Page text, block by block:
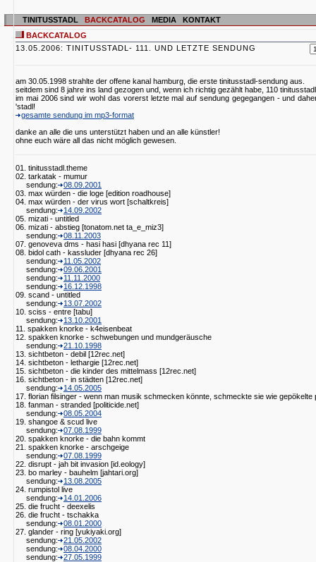
TINITUSSTADL BACKCATALOG MEDIA
KONTAKT
BACKCATALOG
13.05.2006: TINITUSSTADL- 111. UND LETZTE SENDUNG
am 30.05.1998 strahlte der offene kanal hamburg, die erste tinitusstadl-sendung aus.
seitdem sind 8 jahre ins land gezogen und, wenn ich richtig gezählt habe, 110
im mai 2006 sind wir wohl das vorerst letzte mal auf sendung gegegangen - und
'stadl!
gesamte sendung im mp3-format
danke an alle die uns unterstützt haben und an alle künstler!
ohne euch wäre all das nicht möglich gewesen.
01. tinitusstadl.theme
02. tarkatak - mumur
sendung:
08.09.2001
03. max würden - die loge [edition roadhouse]
04. max würden - der virus wort [schaltkreis]
sendung:
14.09.2002
05. mizati - untitled
06. mizati - abstieg [tonatom.net ta_e_miz3]
sendung:
08.11.2003
07. genoveva dms - hasi hasi [dhyana rec 11]
08. bidol cath - kassluder [dhyana rec 26]
sendung:
11.05.2002
sendung:
09.06.2001
sendung:
11.11.2000
sendung:
16.12.1998
09. scand - untitled
sendung:
13.07.2002
10. sciss - entre [tabu]
sendung:
13.10.2001
11. spakken knorke - k4eisenbeat
12. spakken knorke - schwebungen und mundgeräusche
sendung:
21.10.1998
13. sichtbeton - debil [12rec.net]
14. sichtbeton - lethargie [12rec.net]
15. sichtbeton - die kinder des mittelmass [12rec.net]
16. sichtbeton - in städten [12rec.net]
sendung:
14.05.2005
17. florian filsinger - wenn man musik schmecken könnte, schmeckte sie wie gepökelte
18. fanman - stranded [politicide.net]
sendung:
08.05.2004
19. shangoe & scud live
sendung:
07.08.1999
20. spakken knorke - die bahn kommt
21. spakken knorke - arschgeige
sendung:
07.08.1999
22. disrupt - jah bit invasion [id.eology]
23. bo marley - bauhelm [jahtari.org]
sendung:
13.08.2005
24. rumpistol live
sendung:
14.01.2006
25. die frucht - deexelis
26. die frucht - tschakka
sendung:
08.01.2000
27. glander - ring [yukiyaki.org]
sendung:
21.05.2002
sendung:
08.04.2000
sendung:
27.05.1999